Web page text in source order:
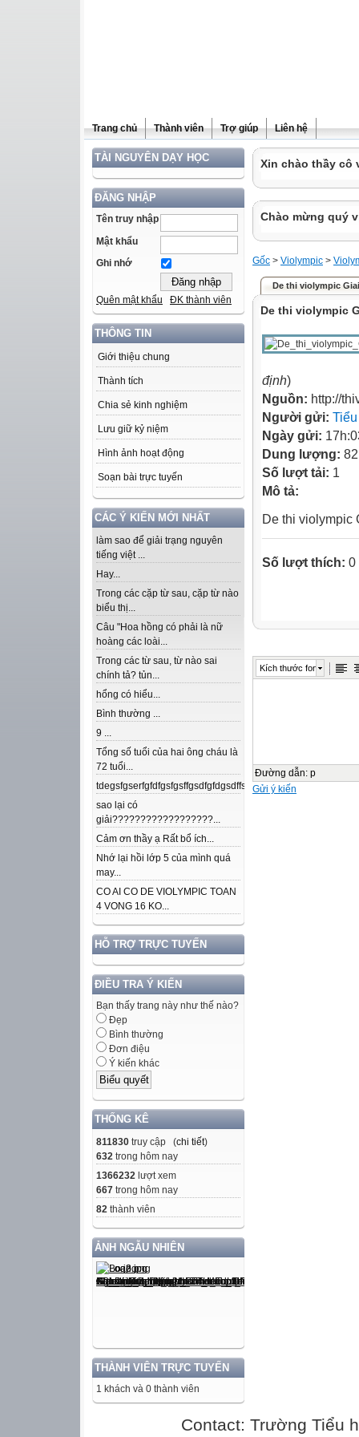
Trang chủ Thành viên Trợ giúp Liên hệ
TÀI NGUYÊN DẠY HỌC
ĐĂNG NHẬP
Tên truy nhập
Mật khẩu
Ghi nhớ
Quên mật khẩu ĐK thành viên
THÔNG TIN
Giới thiệu chung
Thành tích
Chia sẻ kinh nghiệm
Lưu giữ kỷ niệm
Hình ảnh hoạt động
Soạn bài trực tuyến
CÁC Ý KIẾN MỚI NHẤT
làm sao để giải trạng nguyên
tiếng việt ...
Hay...
Trong các cặp từ sau, cặp từ nào
biểu thị...
Câu "Hoa hồng có phải là nữ
hoàng các loài...
Trong các từ sau, từ nào sai
chính tả? tủn...
hổng có hiểu...
Bình thường ...
9 ...
Tổng số tuổi của hai ông cháu là
72 tuổi...
sao lại có
giải??????????????????...
Cảm ơn thầy ạ Rất bổ ích...
Nhớ lại hồi lớp 5 của mình quá
may...
CO AI CO DE VIOLYMPIC TOAN
4 VONG 16 KO...
HỖ TRỢ TRỰC TUYẾN
ĐIỀU TRA Ý KIẾN
Bạn thấy trang này như thế nào?
Đẹp
Bình thường
Đơn điệu
Ý kiến khác
THỐNG KÊ
811830 truy cập (chi tiết)
632 trong hôm nay
1366232 lượt xem
667 trong hôm nay
82 thành viên
ẢNH NGẪU NHIÊN
THÀNH VIÊN TRỰC TUYẾN
1 khách và 0 thành viên
Xin chào thầy cô
Chào mừng quý
Gốc > Violympic >
De thi violympic
De thi violympic
định)
Nguồn: http://
Người gửi:
Ngày gửi:
Dung lượng:
Số lượt tải: 1
Mô tả:
De thi violympic
Số lượt thích: 0
Kích thước font
Đường dẫn: p
Gửi ý kiến
Contact: Trường Tiểu